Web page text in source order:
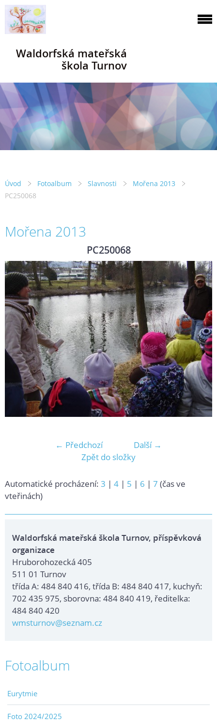
Waldorfská mateřská
škola Turnov
Úvod Fotoalbum Slavnosti
Mořena 2013
PC250068
Mořena 2013
PC250068
← Předchozí
Další →
Zpět do složky
Automatické procházení: 3 | 4 | 5 | 6 | 7 (čas ve
vteřinách)
Waldorfská mateřská škola Turnov, příspěvková
organizace
Hruborohozecká 405
511 01 Turnov
třída A: 484 840 416, třída B: 484 840 417, kuchyň:
702 435 975, sborovna: 484 840 419, ředitelka:
484 840 420
wmsturnov@seznam.cz
Fotoalbum
Eurytmie
Foto 2024/2025